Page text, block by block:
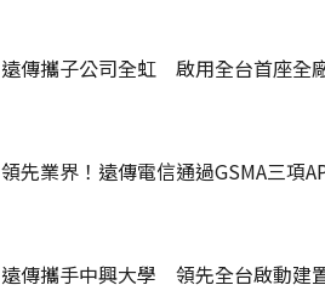
遠傳攜子公司全虹 啟用全台首座全
領先業界！遠傳電信通過GSMA三項
遠傳攜手中興大學 領先全台啟動建